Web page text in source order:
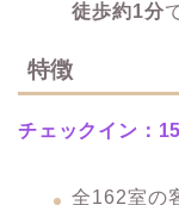
徒歩約1分
特徴
チェックイン：
全162室の